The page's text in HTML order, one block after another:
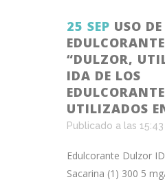
25 SEP USO DE
“DULZOR,
IDA DE LOS
UTILIZADOS
Publicado a las 15:43
Edulcorante Dulzor
Sacarina (1) 300 5